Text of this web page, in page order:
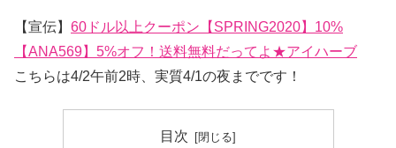
【宣伝】 60ドル以上クーポン【SPRING2020】10%
【ANA569】5%オフ！送料無料だってよ★アイハーブ
こちらは4/2午前2時、実質4/1の夜までです！
目次